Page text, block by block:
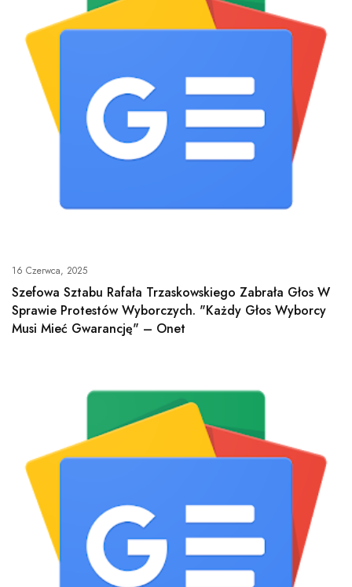
16 Czerwca, 2025
Szefowa Sztabu Rafała Trzaskowskiego Zabrała Głos W
Sprawie Protestów Wyborczych. "Każdy Głos Wyborcy
Musi Mieć Gwarancję" – Onet